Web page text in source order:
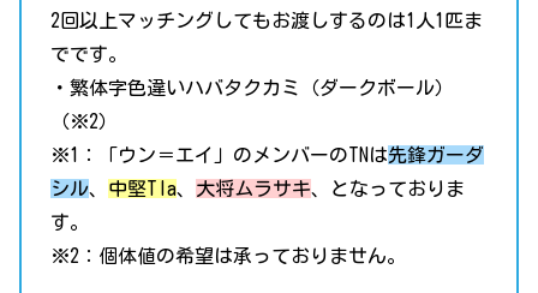
2回以上マッチングしてもお渡しするのは1人1匹ま
でです。
・繁体字色違いハバタクカミ（ダークボール）
（※2）
※1：「ウン＝エイ」のメンバーのTNは先鋒ガーダ
シル、 中堅TIa、 大将ムラサキ、となっておりま
す。
※2：個体値の希望は承っておりません。